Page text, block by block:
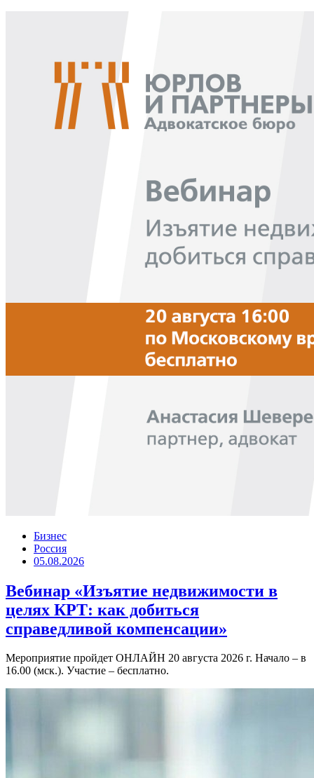
Бизнес
Россия
05.08.2026
Вебинар «Изъятие недвижимости в
целях КРТ: как добиться
справедливой компенсации»
Мероприятие пройдет ОНЛАЙН 20 августа 2026 г. Начало – в
16.00 (мск.). Участие – бесплатно.